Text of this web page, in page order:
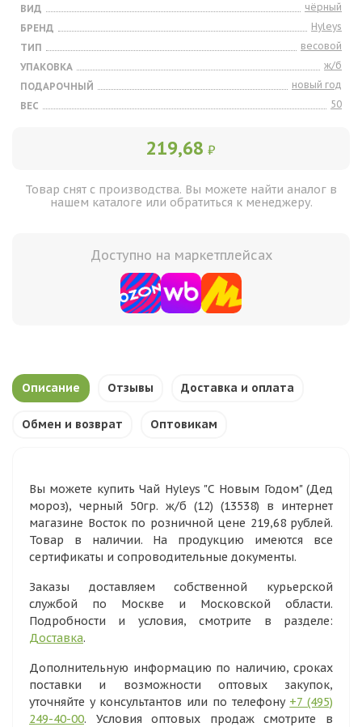
ВИД
чёрный
БРЕНД
Hyleys
ТИП
весовой
УПАКОВКА
ж/б
ПОДАРОЧНЫЙ
новый год
ВЕС
50
219,68 ₽
Товар снят с производства. Вы можете найти аналог в
нашем каталоге или обратиться к менеджеру.
Доступно на маркетплейсах
Описание Отзывы Доставка и оплата
Обмен и возврат Оптовикам
Вы можете купить Чай Hyleys "С Новым Годом" (Дед
мороз), черный 50гр. ж/б (12) (13538) в интернет
магазине Восток по розничной цене 219,68 рублей.
Товар в наличии. На продукцию имеются все
сертификаты и сопроводительные документы.
Заказы доставляем собственной курьерской
службой по Москве и Московской области.
Подробности и условия, смотрите в разделе:
Доставка.
Дополнительную информацию по наличию, сроках
поставки и возможности оптовых закупок,
уточняйте у консультантов или по телефону +7 (495)
249-40-00. Условия оптовых продаж смотрите в